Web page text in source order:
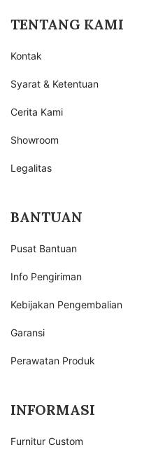
TENTANG KAMI
Kontak
Syarat & Ketentuan
Cerita Kami
Showroom
Legalitas
BANTUAN
Pusat Bantuan
Info Pengiriman
Kebijakan Pengembalian
Garansi
Perawatan Produk
INFORMASI
Furnitur Custom